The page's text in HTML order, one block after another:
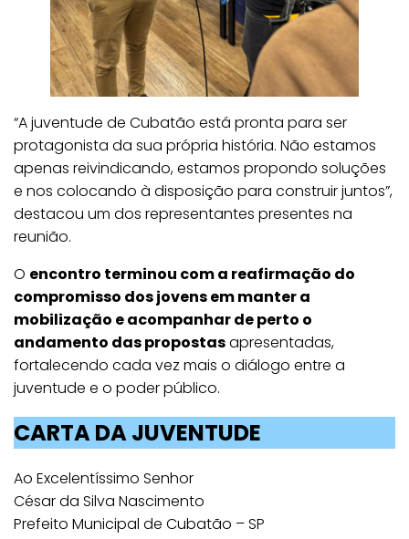
“A juventude de Cubatão está pronta para ser
protagonista da sua própria história. Não estamos
apenas reivindicando, estamos propondo soluções
e nos colocando à disposição para construir juntos”,
destacou um dos representantes presentes na
reunião.
O encontro terminou com a reafirmação do
compromisso dos jovens em manter a
mobilização e acompanhar de perto o
andamento das propostasapresentadas,
fortalecendo cada vez mais o diálogo entre a
juventude e o poder público.
CARTA DA JUVENTUDE
Ao Excelentíssimo Senhor
César da Silva Nascimento
Prefeito Municipal de Cubatão – SP